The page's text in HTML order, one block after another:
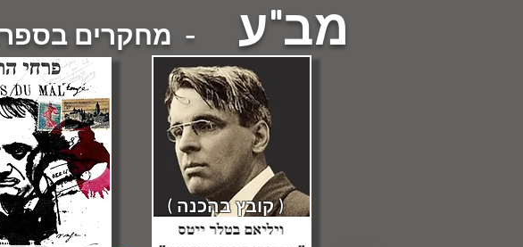
מב"ע - מחקרים
( קובץ בהכנה )